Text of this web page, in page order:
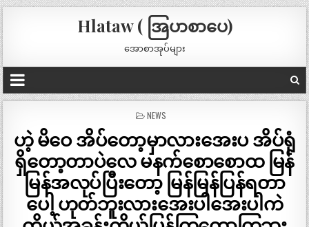
Hlataw ( အြပာစာပေ)
အောစာအုပ်များ
POSTED
NEWS
ဟဲ့ မိဝေ အိပ်တော့မှာလားအေးပ အိပ်ရုံ
ရှိတော့တာပဲလေ မနက်စောစောထ မြန်
မြန်အလုပ်ပြီးတော့ မြန်မြန်ပြန်ရတာ
ပေါ့ ဟုတ်ဘူးလားအေးပါအေးပါကဲ